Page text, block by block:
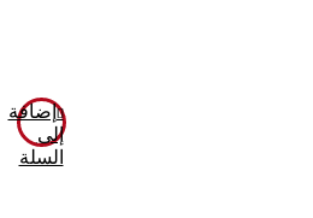
إضافة
إلى
السلة